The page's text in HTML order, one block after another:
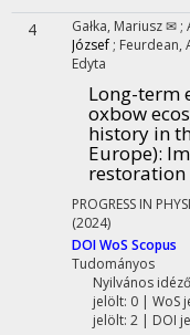
4 Gałka, Mariusz ✉ ;
József ; Feurdean,
Edyta
Long-term
oxbow
history in
Europe):
restoration
PROGRESS IN
(2024)
DOIWoS Scopus
Tudományos
Nyilvános
jelölt: 0 | WoS
jelölt: 2 | DOI